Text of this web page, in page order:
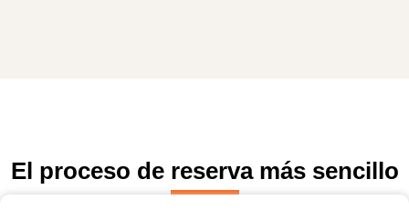
El proceso de reserva más sencillo